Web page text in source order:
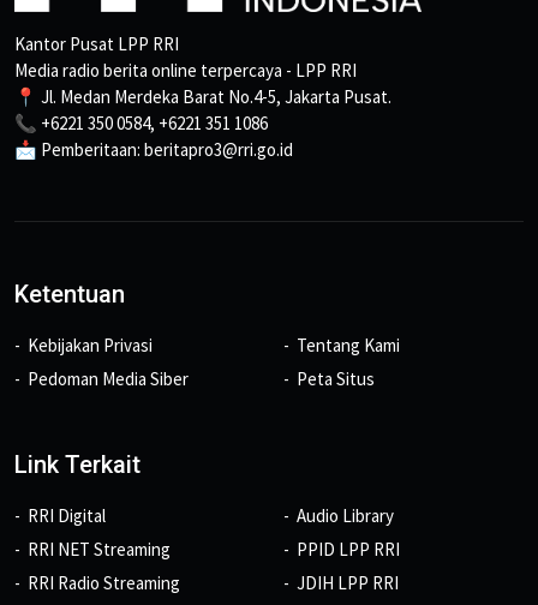
Kantor Pusat LPP RRI
Media radio berita online terpercaya - LPP RRI
📍 Jl. Medan Merdeka Barat No.4-5, Jakarta Pusat.
📞 +6221 350 0584, +6221 351 1086
📩 Pemberitaan: beritapro3@rri.go.id
Ketentuan
Kebijakan Privasi
Pedoman Media Siber
Tentang Kami
Peta Situs
Link Terkait
RRI Digital
RRI NET Streaming
RRI Radio Streaming
Audio Library
PPID LPP RRI
JDIH LPP RRI